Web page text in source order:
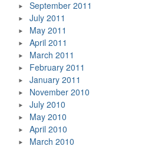
September 2011
July 2011
May 2011
April 2011
March 2011
February 2011
January 2011
November 2010
July 2010
May 2010
April 2010
March 2010